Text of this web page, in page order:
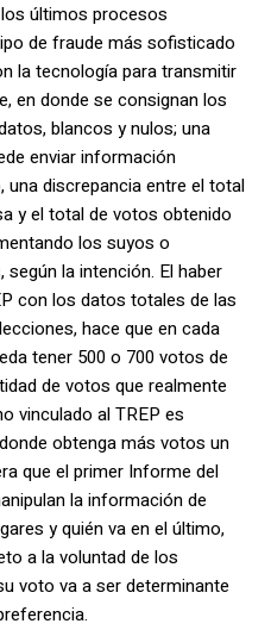
últimos procesos
de fraude más sofisticado
la tecnología para transmitir
en donde se consignan los
blancos y nulos; una
enviar información
discrepancia entre el total
y el total de votos obtenido
los suyos o
la intención. El haber
con los datos totales de las
hace que en cada
tener 500 o 700 votos de
de votos que realmente
vinculado al TREP es
obtenga más votos un
que el primer Informe del
la información de
y quién va en el último,
a la voluntad de los
voto va a ser determinante